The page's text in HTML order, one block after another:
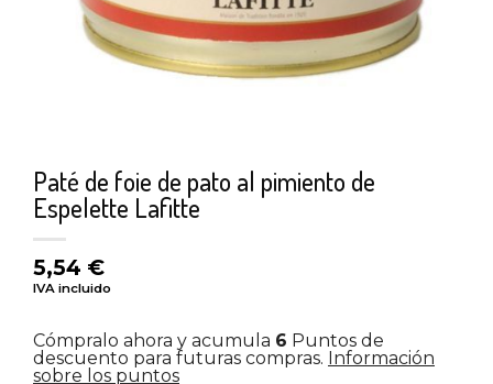
Paté de foie de pato al pimiento de
Espelette Lafitte
5,54 €
IVA incluido
Cómpralo ahora y acumula 6 Puntos de
descuento para futuras compras. Información
sobre los puntos